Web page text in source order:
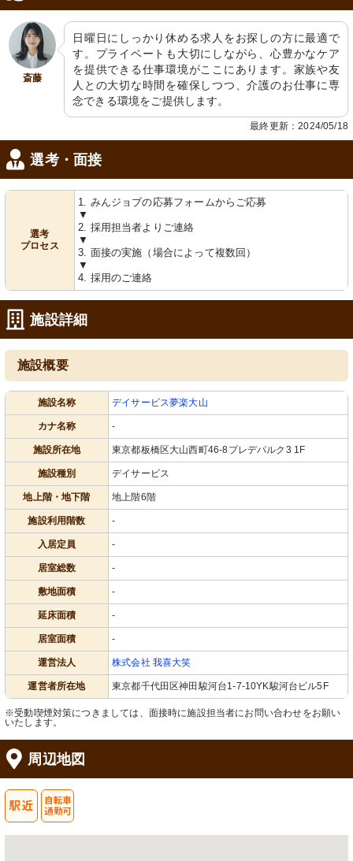
斎藤
日曜日にしっかり休める求人をお探しの方に最適で
す。プライベートも大切にしながら、心豊かなケア
を提供できる仕事環境がここにあります。家族や友
人との大切な時間を確保しつつ、介護のお仕事に専
念できる環境をご提供します。
最終更新：2024/05/18
選考・面接
選考
プロセス
1. みんジョブの応募フォームからご応募
▼
2. 採用担当者よりご連絡
▼
3. 面接の実施（場合によって複数回）
▼
4. 採用のご連絡
施設詳細
施設概要
施設名称 デイサービス夢楽大山
カナ名称 -
施設所在地 東京都板橋区大山西町46-8プレデパルク3 1F
施設種別 デイサービス
地上階・地下階 地上階6階
施設利用階数 -
入居定員 -
居室総数 -
敷地面積 -
延床面積 -
居室面積 -
運営法人 株式会社 我喜大笑
運営者所在地 東京都千代田区神田駿河台1-7-10YK駿河台ビル5F
※受動喫煙対策につきましては、面接時に施設担当者にお問い合わせをお願い
いたします。
周辺地図